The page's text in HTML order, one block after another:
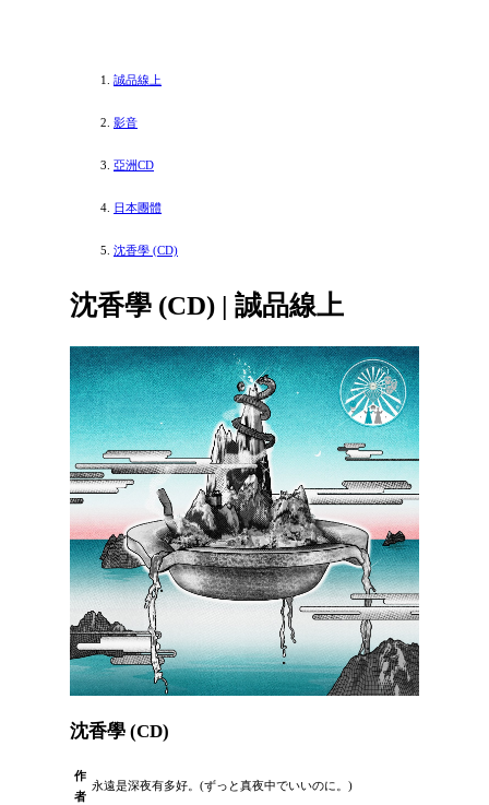
誠品線上
影音
亞洲CD
日本團體
沈香學 (CD)
沈香學 (CD) | 誠品線上
沈香學 (CD)
作
者
永遠是深夜有多好。(ずっと真夜中でいいのに。)